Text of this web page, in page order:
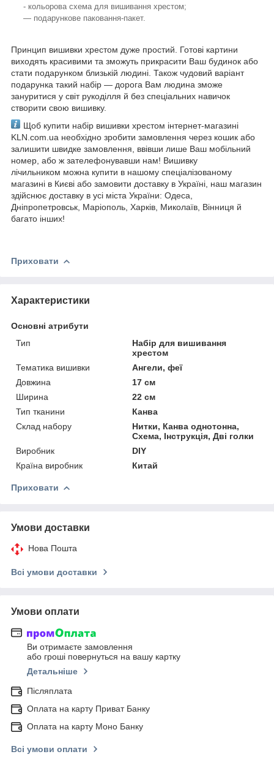
- кольорова схема для вишивання хрестом;
— подарункове паковання-пакет.
Принцип вишивки хрестом дуже простий. Готові картини
виходять красивими та зможуть прикрасити Ваш будинок або
стати подарунком близькій людині. Також чудовий варіант
подарунка такий набір — дорога Вам людина зможе
зануритися у світ рукоділля й без спеціальних навичок
створити свою вишивку.
Щоб купити набір вишивки хрестом інтернет-магазині
KLN.com.ua необхідно зробити замовлення через кошик або
залишити швидке замовлення, ввівши лише Ваш мобільний
номер, або ж зателефонувавши нам! Вишивку
лічильником можна купити в нашому спеціалізованому
магазині в Києві або замовити доставку в Україні, наш магазин
здійснює доставку в усі міста України: Одеса,
Дніпропетровськ, Маріополь, Харків, Миколаїв, Вінниця й
багато інших!
Приховати
Характеристики
Основні атрибути
Тип
Набір для вишивання
хрестом
Тематика вишивки
Ангели, феї
Довжина
17 см
Ширина
22 см
Тип тканини
Канва
Склад набору
Нитки, Канва однотонна,
Схема, Інструкція, Дві голки
Виробник
DIY
Країна виробник
Китай
Приховати
Умови доставки
Нова Пошта
Всі умови доставки
Умови оплати
Ви отримаєте замовлення
або гроші повернуться на вашу картку
Детальніше
Післяплата
Оплата на карту Приват Банку
Оплата на карту Моно Банку
Всі умови оплати